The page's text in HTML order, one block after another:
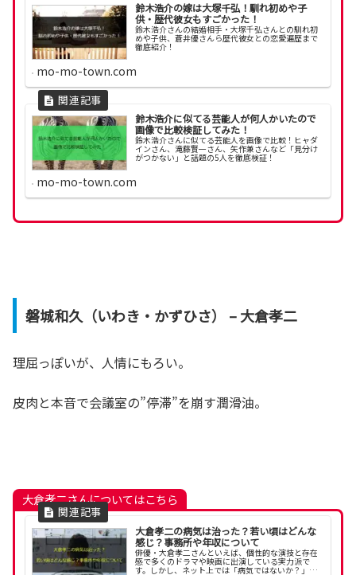
鈴木浩介の嫁は大塚千弘！馴れ初めや子
供・歴代彼女もすごかった！
鈴木浩介さんの結婚相手・大塚千弘さんとの馴れ初
めや子供、蒼井優さんら歴代彼女との恋愛遍歴まで
徹底紹介！
mo-mo-town.com
鈴木浩介に似てる芸能人が何人かいたので
画像で比較検証してみた！
鈴木浩介さんに似てる芸能人を画像で比較！ヒャダ
インさん、滝藤賢一さん、矢作兼さんなど「見分け
がつかない」と話題の5人を徹底検証！
mo-mo-town.com
磐城和久（いわき・かずひさ） – 大倉孝二
理屈っぽいが、人情にもろい。
皮肉と本音で会議室の”停滞”を崩す潤滑油。
大倉孝二さんについてはこちら
大倉孝二の病気は治った？若い頃はどんな
感じ？事務所や年収について
俳優・大倉孝二さんといえば、個性的な演技と存在
感で多くのドラマや映画に出演している実力派で
す。しかし、ネット上では「病気ではないか？」と